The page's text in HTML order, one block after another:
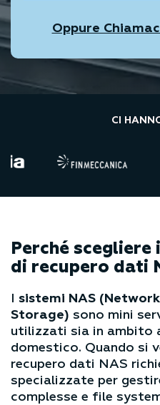
Oppure
CI
Perché
di recupero dati
sistemi NAS
Storage) sono mini
utilizzati sia in ambito
domestico. Quando si
recupero dati NAS
specializzate per
complesse e file